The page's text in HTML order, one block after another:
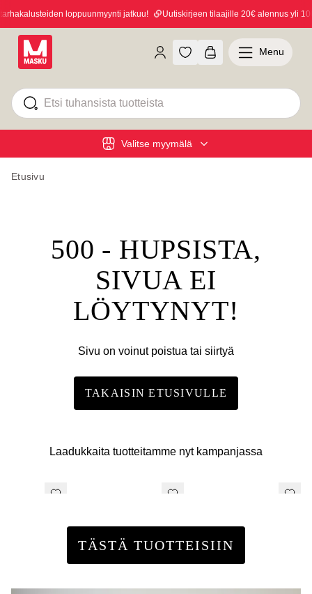
loppuunmyynti jatkuu! Uutiskirjeen tilaajille 20€ alennus yli
Valitse myymälä
Menu
Etusivu
500 - HUPSISTA,
SIVUA EI
LÖYTYNYT!
Sivu on voinut poistua tai siirtyä
TAKAISIN ETUSIVULLE
Laadukkaita tuotteitamme nyt kampanjassa
TÄSTÄ TUOTTEISIIN